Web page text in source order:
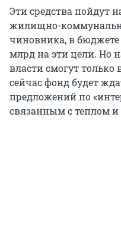
Эти средства пойдут
жилищно-
чиновника, в бюджете
млрд на эти цели. Но
власти смогут только
сейчас фонд будет
предложений по
связанным с теплом и